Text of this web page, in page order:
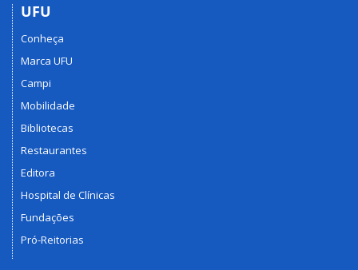
UFU
Conheça
Marca UFU
Campi
Mobilidade
Bibliotecas
Restaurantes
Editora
Hospital de Clínicas
Fundações
Pró-Reitorias